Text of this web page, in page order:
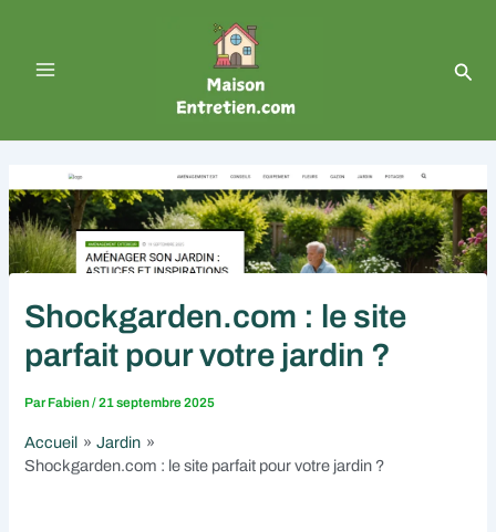
Menu
Shockgarden.com : le site
parfait pour votre jardin ?
ParFabien/21 septembre 2025
Accueil
Jardin
Shockgarden.com : le site parfait pour votre jardin ?